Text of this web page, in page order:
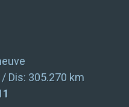
/ Dis: 305.270 km